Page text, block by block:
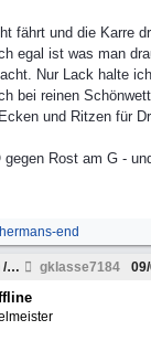
fährt und die Karre
egal ist was man
Nur Lack halte
bei reinen
und Ritzen für
gegen Rost am G -
end
Re: Selbst ist der Mann / Rahmen restaurieren gklasse7184